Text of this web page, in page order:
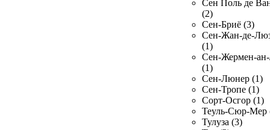
Сен Поль де
(2)
Сен-Бриё (3)
Сен-Жан-де-
(1)
Сен-Жермен-
(1)
Сен-Люнер (1)
Сен-Тропе (1)
Сорт-Осгор (1)
Теуль-Сюр-Мер
Тулуза (3)